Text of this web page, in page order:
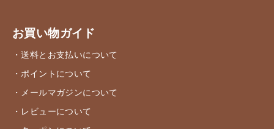
お買い物ガイド
・送料とお支払いについて
・ポイントについて
・メールマガジンについて
・レビューについて